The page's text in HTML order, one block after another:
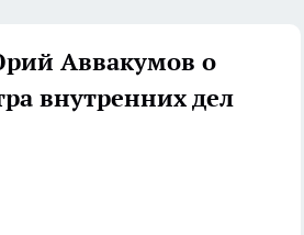
Аввакумов о
внутренних дел